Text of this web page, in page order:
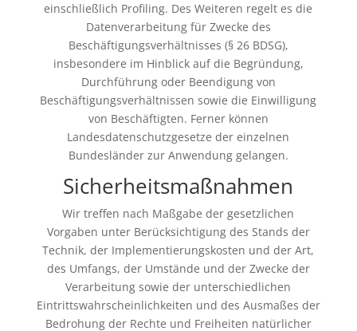
einschließlich Profiling. Des Weiteren regelt es die
Datenverarbeitung für Zwecke des
Beschäftigungsverhältnisses (§ 26 BDSG),
insbesondere im Hinblick auf die Begründung,
Durchführung oder Beendigung von
Beschäftigungsverhältnissen sowie die Einwilligung
von Beschäftigten. Ferner können
Landesdatenschutzgesetze der einzelnen
Bundesländer zur Anwendung gelangen.
Sicherheitsmaßnahmen
Wir treffen nach Maßgabe der gesetzlichen
Vorgaben unter Berücksichtigung des Stands der
Technik, der Implementierungskosten und der Art,
des Umfangs, der Umstände und der Zwecke der
Verarbeitung sowie der unterschiedlichen
Eintrittswahrscheinlichkeiten und des Ausmaßes der
Bedrohung der Rechte und Freiheiten natürlicher